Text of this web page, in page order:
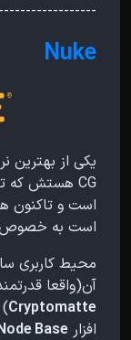
Nuke
CG هستش که توسط شرکت
است و تاکنون
است به
محیط کاربری
آن(واقعا
Cryptomatte
افزار Base